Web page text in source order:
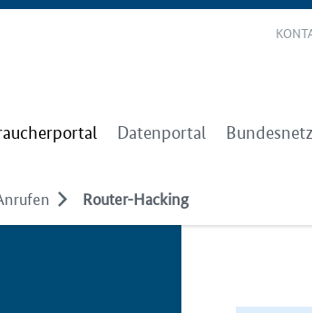
Datenportal
Router-Hacking